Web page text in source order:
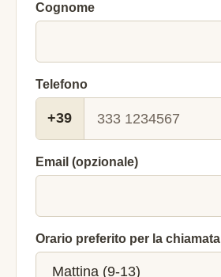
Cognome
Telefono
+39
Email (opzionale)
Orario preferito per la chiamata